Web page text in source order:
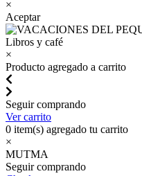
×
Aceptar
×
Producto agregado a carrito
Seguir comprando
Ver carrito
0 item(s) agregado tu carrito
×
MUTMA
Seguir comprando